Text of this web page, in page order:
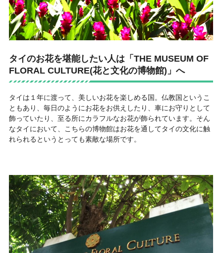
タイのお花を堪能したい人は「THE MUSEUM OF
FLORAL CULTURE(花と文化の博物館)」へ
タイは１年に渡って、美しいお花を楽しめる国。仏教国というこ
ともあり、毎日のようにお花をお供えしたり、車にお守りとして
飾っていたり、至る所にカラフルなお花が飾られています。そん
なタイにおいて、こちらの博物館はお花を通してタイの文化に触
れられるというとっても素敵な場所です。